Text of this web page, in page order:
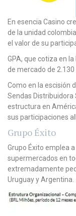
En esencia Casino
de la unidad
el valor de su
GPA, que cotiza en
de mercado de
Como en la escisión
Sendas Distribuidora
estructura en
sus participaciones
Grupo Éxito
Grupo Éxito emplea
supermercados en
extremadamente
Uruguay y Argentina.